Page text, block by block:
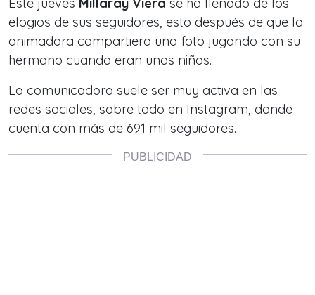
elogios de sus seguidores, esto después de que la
animadora compartiera una foto jugando con su
hermano cuando eran unos niños.
La comunicadora suele ser muy activa en las
redes sociales, sobre todo en Instagram, donde
cuenta con más de 691 mil seguidores.